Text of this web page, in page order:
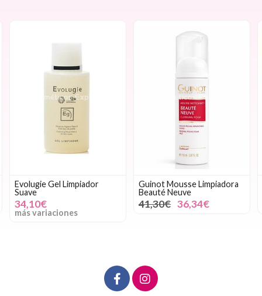
Guinot Mousse Limpiadora
Beauté Neuve
41,30€
Mary Cohr Limpiador Suave
Lait Démaquillant Douceur
29,00€ 26,10€